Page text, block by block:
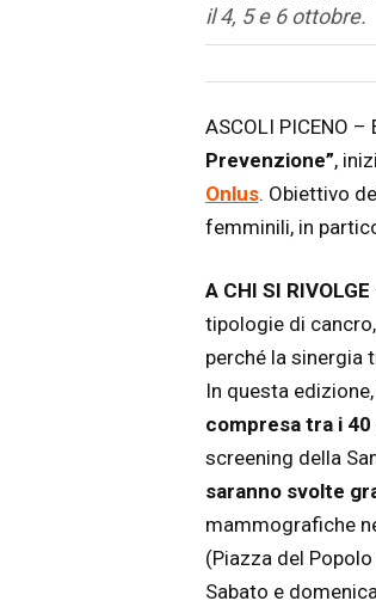
il 4, 5 e 6 ottobre.
Articolo
Testo articolo principale
ASCOLI PICENO
Prevenzione”,
Onlus. Obiettivo
femminili, in
A CHI SI RIVOLGE
tipologie di
perché la sinergia
In questa edizione,
compresa tra i 40
screening della
saranno svolte
mammografiche
(Piazza del
Sabato e